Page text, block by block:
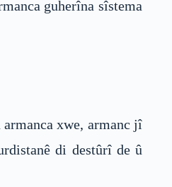
guherîna sîstema
armanca xwe, armanc jî
di destûrî de û